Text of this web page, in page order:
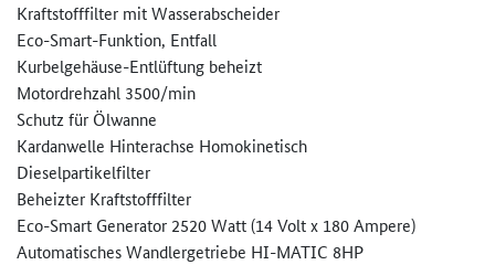
Kraftstofffilter mit Wasserabscheider
Eco-Smart-Funktion, Entfall
Kurbelgehäuse-Entlüftung beheizt
Motordrehzahl 3500/min
Schutz für Ölwanne
Kardanwelle Hinterachse Homokinetisch
Dieselpartikelfilter
Beheizter Kraftstofffilter
Eco-Smart Generator 2520 Watt (14 Volt x 180 Ampere)
Automatisches Wandlergetriebe HI-MATIC 8HP